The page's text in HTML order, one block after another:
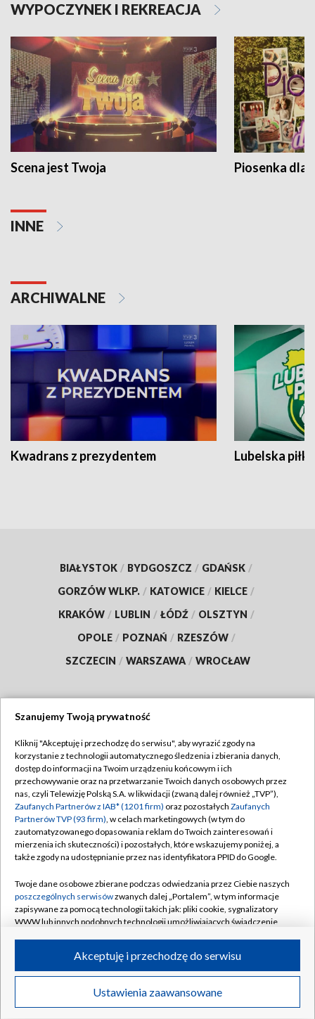
WYPOCZYNEK I REKREACJA
Scena jest Twoja Piosenka dla
INNE
ARCHIWALNE
Kwadrans z prezydentem Lubelska piłka
BIAŁYSTOK / BYDGOSZCZ / GDAŃSK /
GORZÓW WLKP. / KATOWICE / KIELCE /
KRAKÓW / LUBLIN / ŁÓDŹ / OLSZTYN /
OPOLE / POZNAŃ / RZESZÓW /
SZCZECIN / WARSZAWA / WROCŁAW
TVP
Abonament TVP
Emisja w TVP
Centrum informacji TVP
Naziemna Telewizja Cyfrowa
Rada Programowa
System NOS
Informacje o nadawcy
Program dla prasy
Ogłoszenie przetargowe
Regulamin TVP
Polityka prywatności
Moje zgody
Pomoc
Kontakt
Kanały
©2026 Telewizja Polska S.A. w likwidacji
Szanujemy Twoją prywatność
Kliknij "Akceptuję i przechodzę do serwisu", aby wyrazić zgody na
korzystanie z technologii automatycznego śledzenia i zbierania danych,
dostęp do informacji na Twoim urządzeniu końcowym i ich
przechowywanie oraz na przetwarzanie Twoich danych osobowych przez
nas, czyli Telewizję Polską S.A. w likwidacji (zwaną dalej również „TVP”),
Zaufanych Partnerów z IAB* (1201 firm) oraz pozostałych Zaufanych
Partnerów TVP (93 firm), w celach marketingowych (w tym do
zautomatyzowanego dopasowania reklam do Twoich zainteresowań i
mierzenia ich skuteczności) i pozostałych, które wskazujemy poniżej, a
także zgody na udostępnianie przez nas identyfikatora PPID do Google.
Twoje dane osobowe zbierane podczas odwiedzania przez Ciebie naszych
poszczególnych serwisówzwanych dalej „Portalem”, w tym informacje
zapisywane za pomocą technologii takich jak: pliki cookie, sygnalizatory
WWW lub innych podobnych technologii umożliwiających świadczenie
ruchu w Internecie.
Twoje dane osobowe zbierane podczas odwiedzania przez Ciebie
poszczególnych serwisówna Portalu, takie jak adresy IP, identyfikatory
Ustawienia zaawansowane
Akceptuję i przechodzę do serwisu